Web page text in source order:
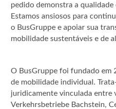
pedido demonstra a
Estamos ansiosos para
o BusGruppe e apoiar sua
mobilidade sustentáveis e de
O BusGruppe foi fundado em
de mobilidade individual.
juridicamente vinculada entre
Verkehrsbetriebe Bachstein,